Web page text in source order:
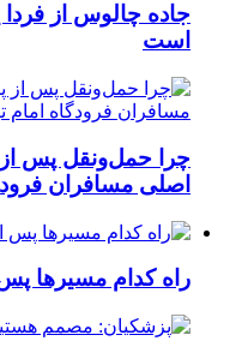
است
چرا حمل‌ونقل پس از
اصلی مسافران
راه کدام مسیرها